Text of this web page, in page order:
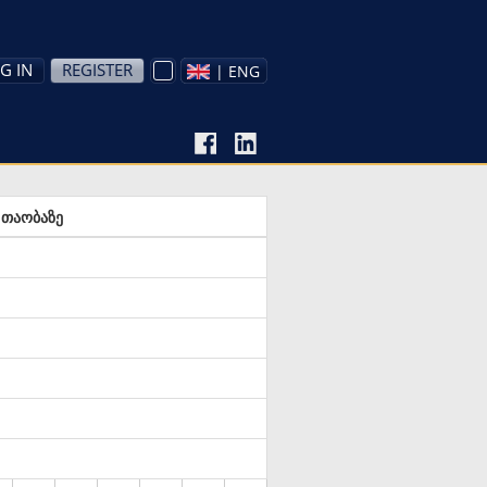
IN REGISTER | ENG